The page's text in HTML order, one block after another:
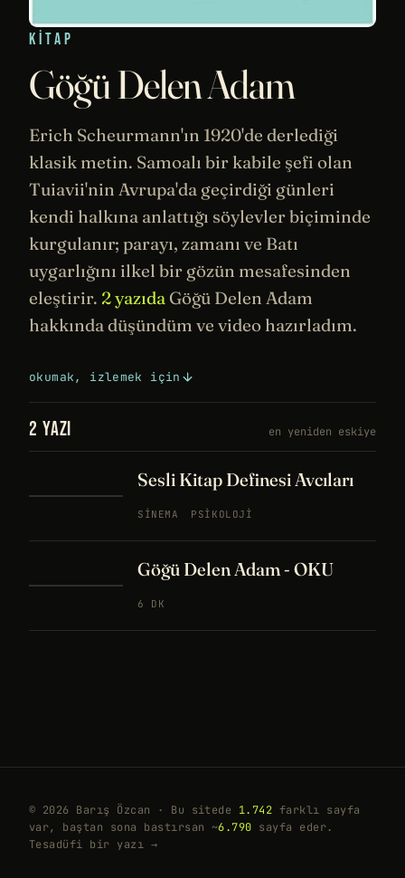
KITAP
Göğü Delen Adam
Erich Scheurmann'ın 1920'de derlediği
klasik metin. Samoalı bir kabile şefi olan
Tuiavii'nin Avrupa'da geçirdiği günleri
kendi halkına anlattığı söylevler biçiminde
kurgulanır; parayı, zamanı ve Batı
uygarlığını ilkel bir gözün mesafesinden
eleştirir. 2 yazıda Göğü Delen Adam
hakkında düşündüm ve video hazırladım.
okumak, izlemek için
2 YAZI en yeniden eskiye
Sesli Kitap Definesi Avcıları
SINEMA PSIKOLOJI
Göğü Delen Adam - OKU
6 DK
© 2026 Barış Özcan · Bu sitede 1.742 farklı sayfa
var, baştan sona bastırsan ~6.790 sayfa eder.
Tesadüfi bir yazı →